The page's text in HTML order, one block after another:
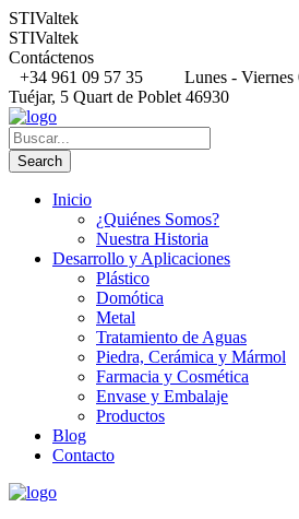
STIValtek
STIValtek
Contáctenos
+34 961 09 57 35
Lunes -
Tuéjar, 5 Quart de Poblet 46930
Inicio
¿Quiénes Somos?
Nuestra Historia
Desarrollo y Aplicaciones
Plástico
Domótica
Metal
Tratamiento de Aguas
Piedra, Cerámica y Mármol
Farmacia y Cosmética
Envase y Embalaje
Productos
Blog
Contacto